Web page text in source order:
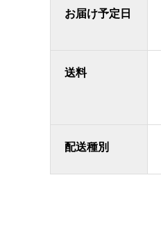
お届け予定日
送料
配送種別